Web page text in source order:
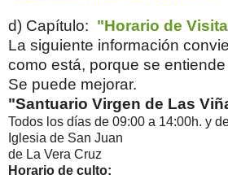
d) Capítulo: "Horario de
La siguiente información
como está, porque se
Se puede mejorar.
"Santuario Virgen de Las
Todos los días de 09:00 a 14:00h. y
Iglesia de San Juan
de La Vera Cruz
Horario de culto: